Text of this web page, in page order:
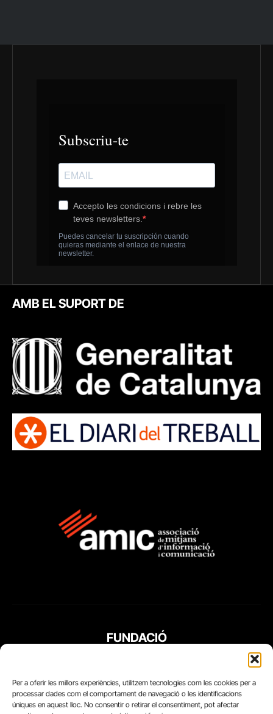
Per a oferir les millors experiències, utilitzem tecnologies com les cookies per a
processar dades com el comportament de navegació o les identificacions
úniques en aquest lloc. No consentir o retirar el consentiment, pot afectar
AMB EL SUPORT DE
FUNDACIÓ